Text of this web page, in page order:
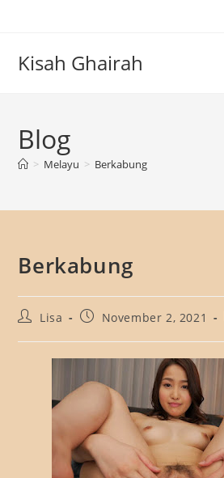
Kisah Ghairah
Blog
> Melayu > Berkabung
Berkabung
PostLisa
PostNovember 2, 2021